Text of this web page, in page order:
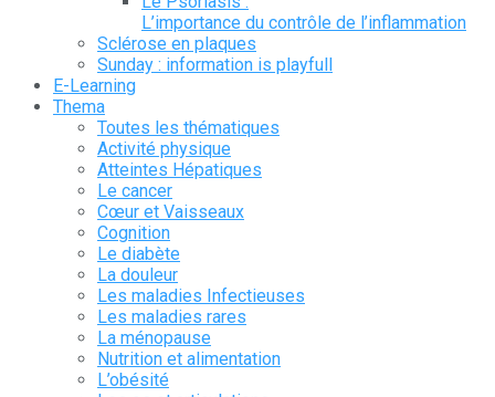
L’importance du contrôle de l’inflammation
Sclérose en plaques
Sunday : information is playfull
E-Learning
Thema
Toutes les thématiques
Activité physique
Atteintes Hépatiques
Le cancer
Cœur et Vaisseaux
Cognition
Le diabète
La douleur
Les maladies Infectieuses
Les maladies rares
La ménopause
Nutrition et alimentation
L’obésité